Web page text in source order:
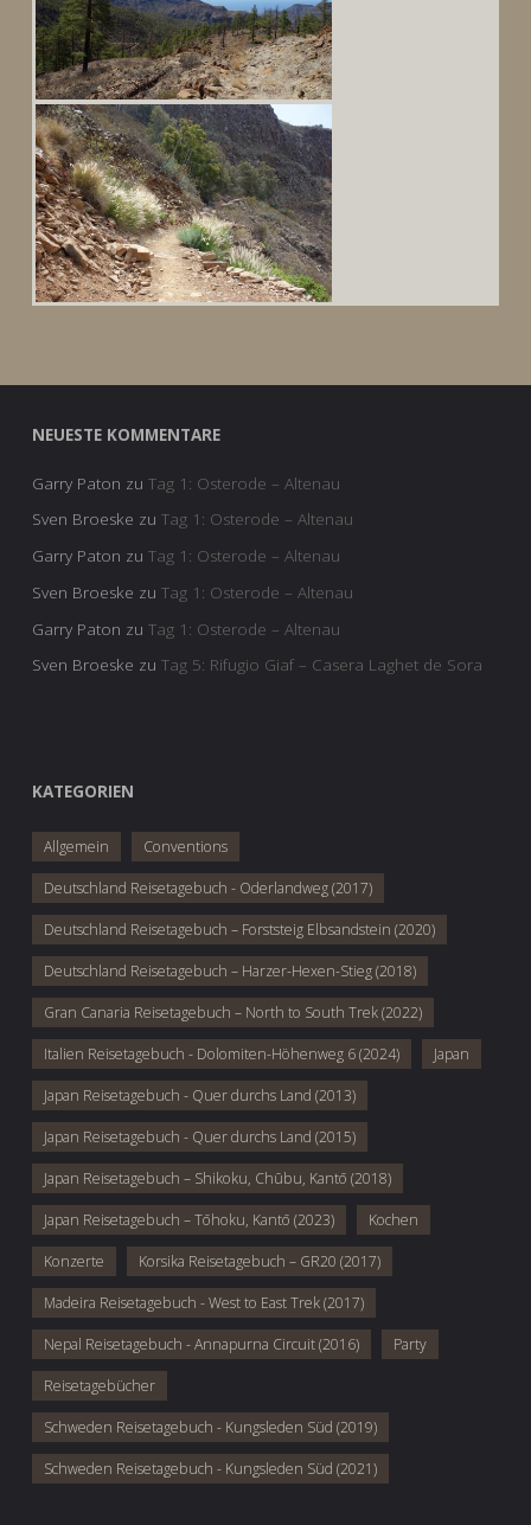
NEUESTE KOMMENTARE
Garry Paton zu Tag 1: Osterode – Altenau
Sven Broeske zu Tag 1: Osterode – Altenau
Garry Paton zu Tag 1: Osterode – Altenau
Sven Broeske zu Tag 1: Osterode – Altenau
Garry Paton zu Tag 1: Osterode – Altenau
Sven Broeske zu Tag 5: Rifugio Giaf – Casera Laghet de Sora
KATEGORIEN
Allgemein Conventions
Deutschland Reisetagebuch - Oderlandweg (2017)
Deutschland Reisetagebuch – Forststeig Elbsandstein (2020)
Deutschland Reisetagebuch – Harzer-Hexen-Stieg (2018)
Gran Canaria Reisetagebuch – North to South Trek (2022)
Italien Reisetagebuch - Dolomiten-Höhenweg 6 (2024) Japan
Japan Reisetagebuch - Quer durchs Land (2013)
Japan Reisetagebuch - Quer durchs Land (2015)
Japan Reisetagebuch – Shikoku, Chūbu, Kantō (2018)
Japan Reisetagebuch – Tōhoku, Kantō (2023) Kochen
Konzerte Korsika Reisetagebuch – GR20 (2017)
Madeira Reisetagebuch - West to East Trek (2017)
Nepal Reisetagebuch - Annapurna Circuit (2016) Party
Reisetagebücher
Schweden Reisetagebuch - Kungsleden Süd (2019)
Schweden Reisetagebuch - Kungsleden Süd (2021)